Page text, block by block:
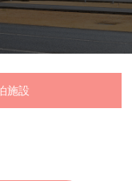
施設